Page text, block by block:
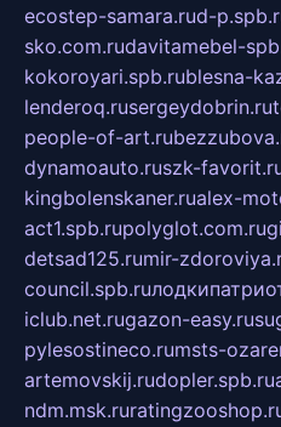
ecostep-samara.rud-
sko.com.rudavitamebel-
kokoroyari.spb.rublesna-
lenderoq.rusergeydobrin.ru
people-of-art.ru
dynamoauto.ruszk-
kingbolenskaner.rualex-
act1.spb.rupolyglot.com.ru
detsad125.rumir-
council.spb.ru
iclub.net.rugazon-easy.ru
pylesostineco.rumsts-
artemovskij.rudopler.spb.ru
ndm.msk.ru